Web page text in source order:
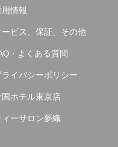
情報
ビス、保証、その他
・よくある質問
ライバシーポリシー
ホテル東京店
ィーサロン夢織